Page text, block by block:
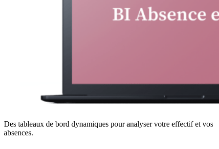
Des tableaux de bord dynamiques pour analyser votre effectif et vos
absences.